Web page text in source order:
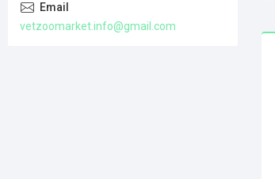
vetzoomarket.info@gmail.com